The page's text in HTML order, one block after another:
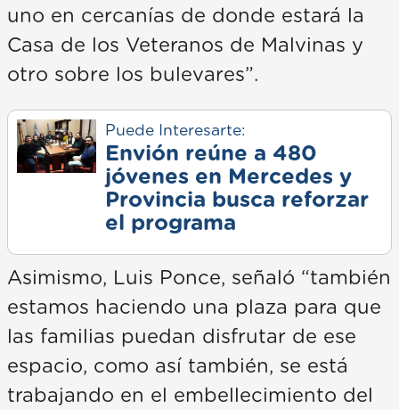
uno en cercanías de donde estará la
Casa de los Veteranos de Malvinas y
otro sobre los bulevares”.
Puede Interesarte:
Envión reúne a 480
jóvenes en Mercedes y
Provincia busca reforzar
el programa
Asimismo, Luis Ponce, señaló “también
estamos haciendo una plaza para que
las familias puedan disfrutar de ese
espacio, como así también, se está
trabajando en el embellecimiento del